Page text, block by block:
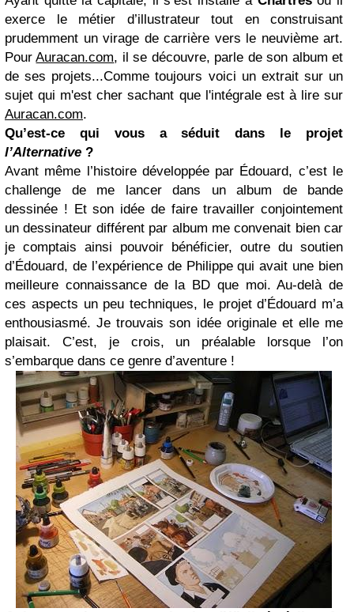
exerce le métier d’illustrateur tout en construisant
prudemment un virage de carrière vers le neuvième art.
PourAuracan.com, il se découvre, parle de son album et
de ses projets...Comme toujours voici un extrait sur un
sujet qui m'est cher sachant que l'intégrale est à lire sur
Auracan.com.
Qu’est-ce qui vous a séduit dans le projet
l’Alternative ?
Avant même l’histoire développée par Édouard, c’est le
challenge de me lancer dans un album de bande
dessinée ! Et son idée de faire travailler conjointement
un dessinateur différent par album me convenait bien car
je comptais ainsi pouvoir bénéficier, outre du soutien
d’Édouard, de l’expérience de Philippe qui avait une bien
meilleure connaissance de la BD que moi. Au-delà de
ces aspects un peu techniques, le projet d’Édouard m’a
enthousiasmé. Je trouvais son idée originale et elle me
plaisait. C’est, je crois, un préalable lorsque l’on
s’embarque dans ce genre d’aventure !